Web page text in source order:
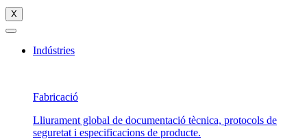
X
Indústries
Fabricació
Lliurament global de documentació tècnica, protocols de
seguretat i especificacions de producte.